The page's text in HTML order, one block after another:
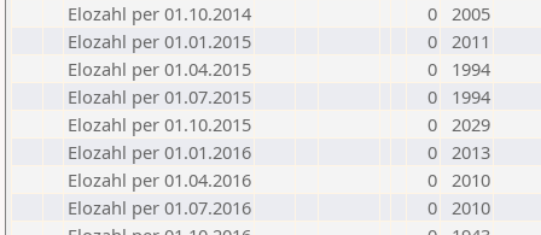
Elozahl per 01.10.2014
0 2005
Elozahl per 01.01.2015
0 2011
Elozahl per 01.04.2015
0
1994
Elozahl per 01.07.2015
0
1994
Elozahl per 01.10.2015
0 2029
Elozahl per 01.01.2016
0 2013
Elozahl per 01.04.2016
0 2010
Elozahl per 01.07.2016
0 2010